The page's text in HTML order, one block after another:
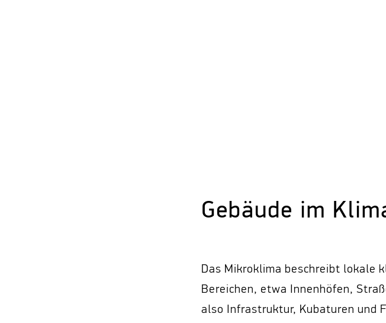
Gebäude im
Das Mikroklima beschreibt lokale
Bereichen, etwa Innenhöfen,
also Infrastruktur, Kubaturen und